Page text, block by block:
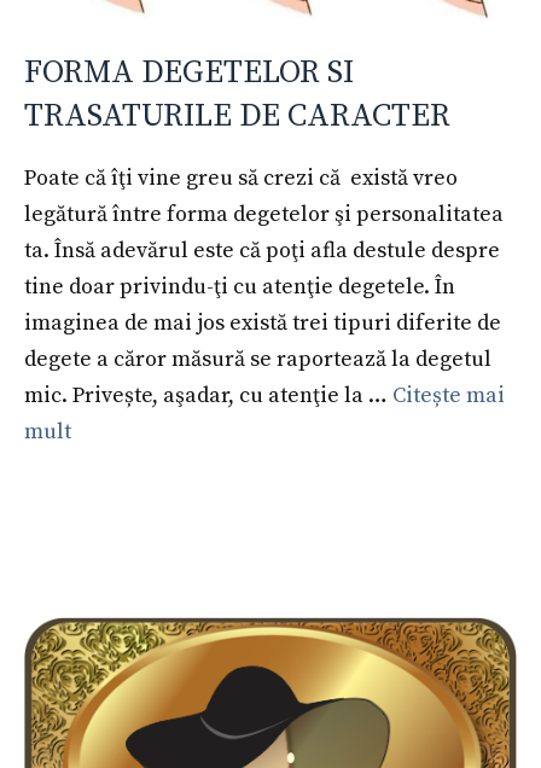
FORMA DEGETELOR SI
TRASATURILE DE CARACTER
Poate că îţi vine greu să crezi că există vreo
legătură între forma degetelor şi personalitatea
ta. Însă adevărul este că poţi afla destule despre
tine doar privindu-ţi cu atenţie degetele. În
imaginea de mai jos există trei tipuri diferite de
degete a căror măsură se raportează la degetul
mic. Privește, aşadar, cu atenţie la … Citește mai
mult